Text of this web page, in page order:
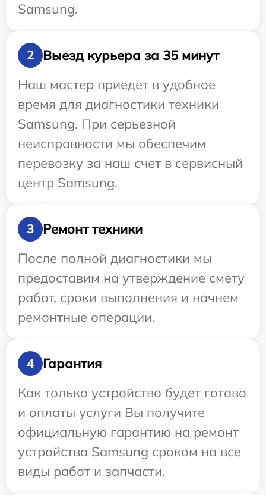
Samsung.
2
Выезд курьера за 35 минут
Наш мастер приедет в удобное
время для диагностики техники
Samsung. При серьезной
неисправности мы обеспечим
перевозку за наш счет в сервисный
центр Samsung.
3
Ремонт техники
После полной диагностики мы
предоставим на утверждение смету
работ, сроки выполнения и начнем
ремонтные операции.
4
Гарантия
Как только устройство будет готово
и оплаты услуги Вы получите
официальную гарантию на ремонт
устройства Samsung сроком на все
виды работ и запчасти.